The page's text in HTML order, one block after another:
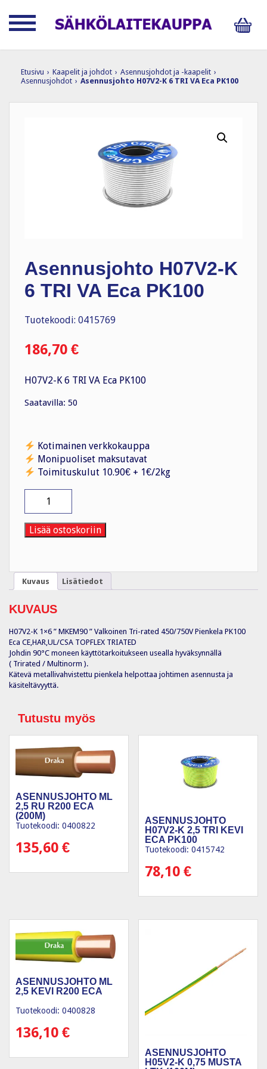
Etusivu › Kaapelit ja johdot › Asennusjohdot ja -kaapelit ›
Asennusjohdot › Asennusjohto H07V2-K 6 TRI VA Eca PK100
Asennusjohto H07V2-K
6 TRI VA Eca PK100
Tuotekoodi: 0415769
186,70 €
H07V2-K 6 TRI VA Eca PK100
Saatavilla: 50
Kotimainen verkkokauppa
Monipuoliset maksutavat
Toimituskulut 10.90€ + 1€/2kg
H07V2-
K
TRI
PK100
määrä
Lisää ostoskoriin
Kuvaus Lisätiedot
KUVAUS
H07V2-K 1×6 ” MKEM90 ” Valkoinen Tri-rated 450/750V Pienkela PK100
Eca CE,HAR,UL/CSA TOPFLEX TRIATED
Johdin 90°C moneen käyttötarkoitukseen usealla hyväksynnällä
( Trirated / Multinorm ).
Kätevä metallivahvistettu pienkela helpottaa johtimen asennusta ja
käsiteltävyyttä.
Tutustu myös
ASENNUSJOHTO ML
2,5 RU R200 ECA
(200M)
Tuotekoodi: 0400822
135,60 €
ASENNUSJOHTO
H07V2-K 2,5 TRI KEVI
ECA PK100
Tuotekoodi: 0415742
78,10€
ASENNUSJOHTO ML
2,5 KEVI R200 ECA
Tuotekoodi: 0400828
136,10 €
ASENNUSJOHTO
H05V2-K 0,75 MUSTA